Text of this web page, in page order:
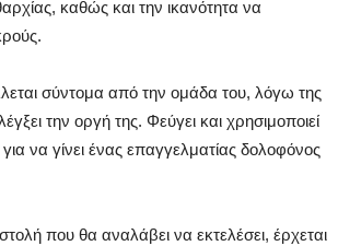
καθώς και την ικανότητα να
σύντομα από την ομάδα του, λόγω της
την οργή της. Φεύγει και χρησιμοποιεί
να γίνει ένας επαγγελματίας δολοφόνος
που θα αναλάβει να εκτελέσει, έρχεται